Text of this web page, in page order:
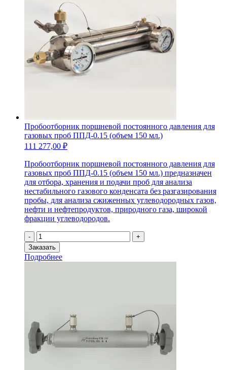
газовых
ППД-4,00
(объем
4л.)
Пробоотборник поршневой постоянного давления для
газовых проб ППД-0.15 (объем 150 мл.)
111 277,00 ₽
Пробоотборник поршневой постоянного давления для
газовых проб ППД-0.15 (объем 150 мл.) предназначен
для отбора, хранения и подачи проб для анализа
нестабильного газового конденсата без разгазирования
пробы, для анализа сжиженных углеводородных газов,
нефти и нефтепродуктов, природного газа, широкой
фракции углеводородов.
-
Количество
товара
Пробоотборник
поршневой
ППД-0.15
(объем
150
мл.)
+
Заказать
Подробнее